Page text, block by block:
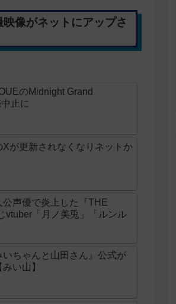
像がネットにアップさ
のMidnight Grand
止に
が更新されなくなりネットか
声優で炎上した『THE
vtuber「月ノ美兎」「ルンル
ちゃんと山田さん』公式が
い山】